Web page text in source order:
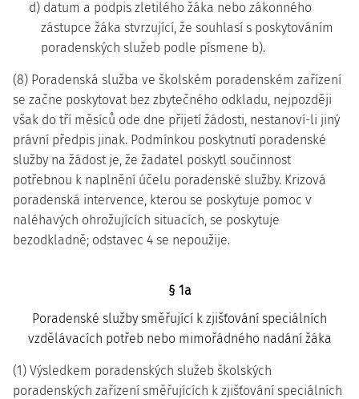
d) datum a podpis zletilého žáka nebo zákonného
zástupce žáka stvrzující, že souhlasí s poskytováním
poradenských služeb podle písmene b).
(8) Poradenská služba ve školském poradenském zařízení
se začne poskytovat bez zbytečného odkladu, nejpozději
však do tří měsíců ode dne přijetí žádosti, nestanoví-li jiný
právní předpis jinak. Podmínkou poskytnutí poradenské
služby na žádost je, že žadatel poskytl součinnost
potřebnou k naplnění účelu poradenské služby. Krizová
poradenská intervence, kterou se poskytuje pomoc v
naléhavých ohrožujících situacích, se poskytuje
bezodkladně; odstavec 4 se nepoužije.
§ 1a
Poradenské služby směřující k zjišťování speciálních
vzdělávacích potřeb nebo mimořádného nadání žáka
(1) Výsledkem poradenských služeb školských
poradenských zařízení směřujících k zjišťování speciálních